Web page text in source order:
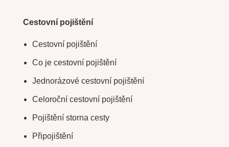
Cestovní pojištění
Cestovní pojištění
Co je cestovní pojištění
Jednorázové cestovní pojištění
Celoroční cestovní pojištění
Pojištění storna cesty
Připojištění